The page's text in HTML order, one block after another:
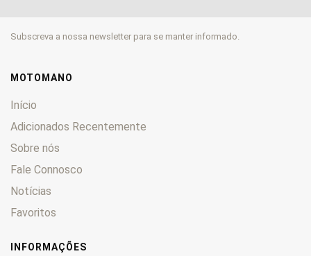
RY6 0
Shadow
Speed
Superlight 0
Swan
TX 125 0
TX 50
V-Cruise 125
Zahara 0
Subscreva a nossa newsletter para se manter informado.
MOTOMANO
Início
Adicionados Recentemente
Sobre nós
Fale Connosco
Notícias
Favoritos
INFORMAÇÕES